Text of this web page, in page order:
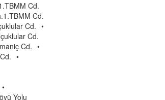
Cd.
Cd.
Cd. •
Cd.
Cd. •
•
•
Yolu